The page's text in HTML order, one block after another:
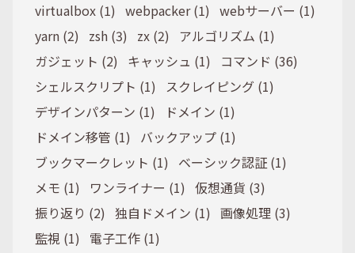
virtualbox (1) webpacker (1) webサーバー (1)
yarn (2)
zsh (3) zx (2)
アルゴリズム (1)
ガジェット (2)
キャッシュ (1)
コマンド (36)
シェルスクリプト (1)
スクレイピング (1)
デザインパターン (1)
ドメイン (1)
ドメイン移管 (1)
バックアップ (1)
ブックマークレット (1)
ベーシック認証 (1)
メモ (1)
ワンライナー (1) 仮想通貨 (3)
振り返り (2)
独自ドメイン (1) 画像処理 (3)
監視 (1)
電子工作 (1)